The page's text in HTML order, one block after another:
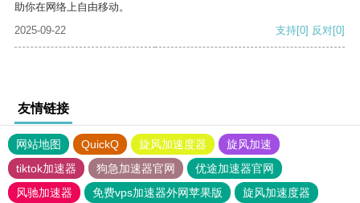
助你在网络上自由移动。
2025-09-22
支持[0] 反对[0]
友情链接
网站地图 QuickQ 旋风加速度器
旋风加速
tiktok加速器
狗急加速器官网
优途加速器官网
风驰加速器
免费vps加速器外网苹果版
旋风加速度器